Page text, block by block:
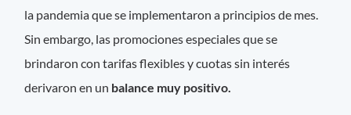
la pandemia que se implementaron a principios de mes.
Sin embargo, las promociones especiales que se
brindaron con tarifas flexibles y cuotas sin interés
derivaron en un balance muy positivo.